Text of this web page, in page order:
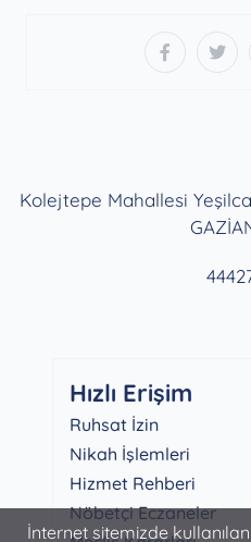
İnternet sitemizde
Kolejtepe Mahallesi
Hızlı Erişim
Ruhsat İzin
Nikah İşlemleri
Hizmet Rehberi
Nöbetçi Eczaneler